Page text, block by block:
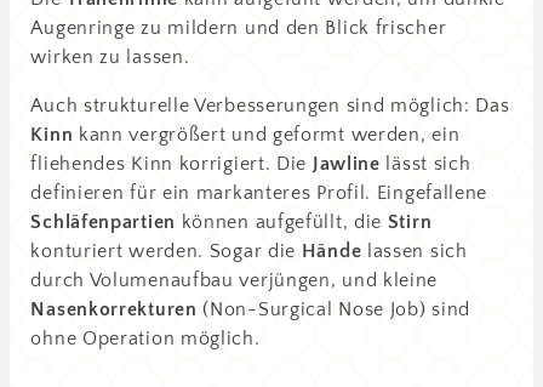
Augenringe zu mildern und den Blick frischer
wirken zu lassen.
Auch strukturelle Verbesserungen sind möglich: Das
Kinn kann vergrößert und geformt werden, ein
fliehendes Kinn korrigiert. Die Jawline lässt sich
definieren für ein markanteres Profil. Eingefallene
Schläfenpartien können aufgefüllt, die Stirn
konturiert werden. Sogar die Hände lassen sich
durch Volumenaufbau verjüngen, und kleine
Nasenkorrekturen (Non-Surgical Nose Job) sind
ohne Operation möglich.